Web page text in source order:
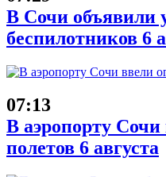
В Сочи объявили
беспилотников 6
07:13
В аэропорту
полетов 6 августа